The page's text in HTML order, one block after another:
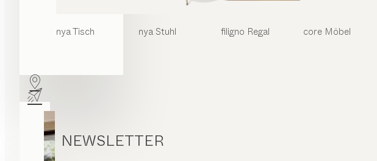
nyaTisch nyaStuhl filigno Regal core Möbel
NEWSLETTER